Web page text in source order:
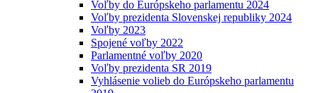
Voľby do Európskeho parlamentu 2024
Voľby prezidenta Slovenskej republiky 2024
Voľby 2023
Spojené voľby 2022
Parlamentné voľby 2020
Voľby prezidenta SR 2019
Vyhlásenie volieb do Európskeho parlamentu